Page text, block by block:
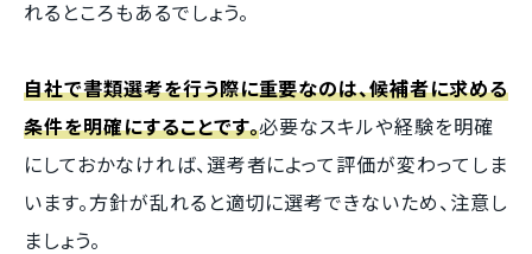
れるところもあるでしょう。
自社で書類選考を行う際に重要なのは、候補者に求める
条件を明確にすることです。必要なスキルや経験を明確
にしておかなければ、選考者によって評価が変わってしま
います。方針が乱れると適切に選考できないため、注意し
ましょう。